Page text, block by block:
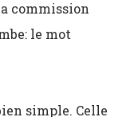
commission
le mot
simple. Celle